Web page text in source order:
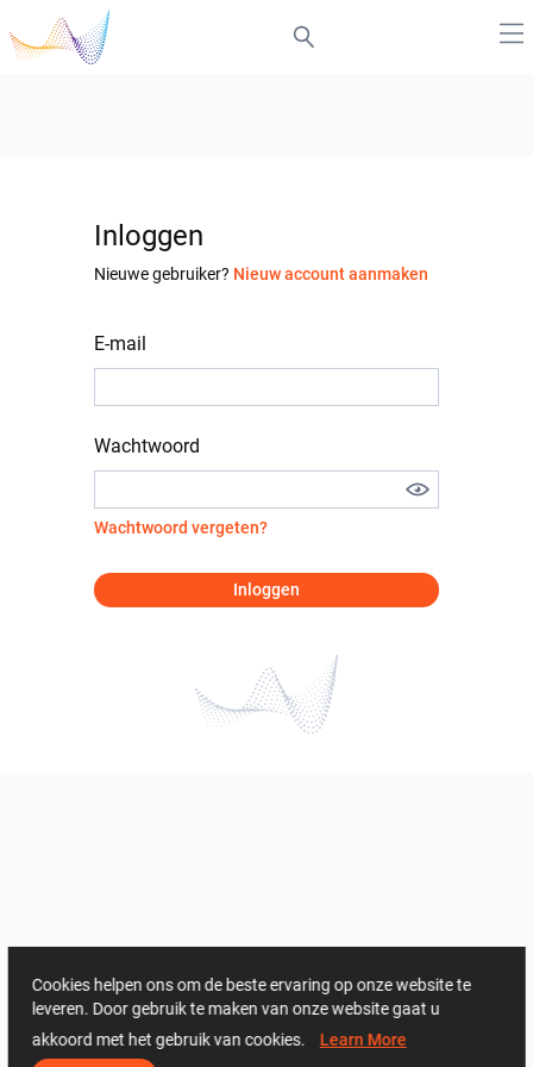
Inloggen
Nieuwe gebruiker? Nieuw account aanmaken
E-mail
Wachtwoord
Wachtwoord vergeten?
Inloggen
Cookies helpen ons om de beste ervaring op onze website te
leveren. Door gebruik te maken van onze website gaat u
akkoord met het gebruik van cookies. Learn More